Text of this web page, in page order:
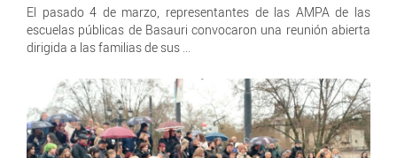
El pasado 4 de marzo, representantes de las AMPA de las
escuelas públicas de Basauri convocaron una reunión abierta
dirigida a las familias de sus ...